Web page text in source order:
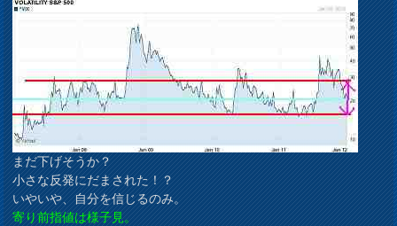
まだ下げそうか？
小さな反発にだまされた！？
いやいや、自分を信じるのみ。
寄り前指値は様子見。